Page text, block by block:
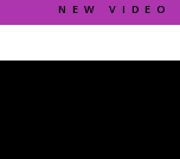
NEW VIDEO